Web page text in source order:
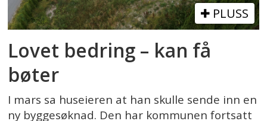
PLUSS
Lovet bedring – kan få
bøter
I mars sa huseieren at han skulle sende inn en
ny byggesøknad. Den har kommunen fortsatt